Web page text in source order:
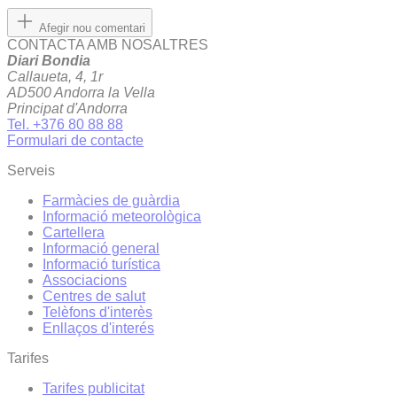
Afegir nou comentari
CONTACTA AMB NOSALTRES
Diari Bondia
Callaueta, 4, 1r
AD500 Andorra la Vella
Principat d'Andorra
Tel. +376 80 88 88
Formulari de contacte
Serveis
Farmàcies de guàrdia
Informació meteorològica
Cartellera
Informació general
Informació turística
Associacions
Centres de salut
Telèfons d'interès
Enllaços d'interés
Tarifes
Tarifes publicitat